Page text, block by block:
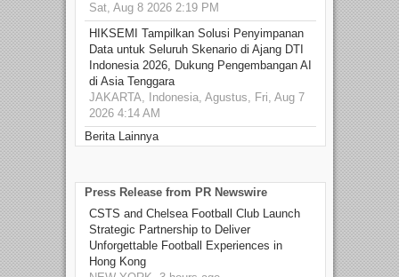
Sat, Aug 8 2026 2:19 PM
HIKSEMI Tampilkan Solusi Penyimpanan
Data untuk Seluruh Skenario di Ajang DTI
Indonesia 2026, Dukung Pengembangan AI
di Asia Tenggara
JAKARTA, Indonesia, Agustus, Fri, Aug 7
2026 4:14 AM
Berita Lainnya
Press Release from PR Newswire
CSTS and Chelsea Football Club Launch
Strategic Partnership to Deliver
Unforgettable Football Experiences in
Hong Kong